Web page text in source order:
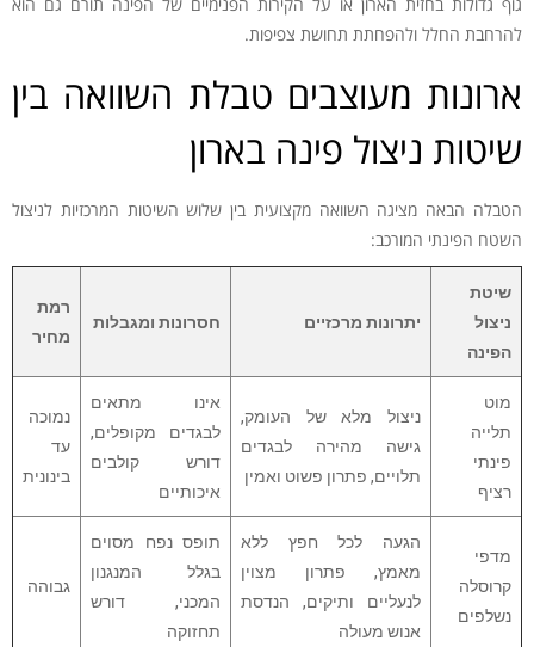
להרחבת החלל ולהפחתת תחושת צפיפות.
ארונות מעוצבים טבלת השוואה בין
שיטות ניצול פינה בארון
הטבלה הבאה מציגה השוואה מקצועית בין שלוש השיטות המרכזיות לניצול
השטח הפינתי המורכב:
שיטת
ניצול
הפינה
יתרונות מרכזיים חסרונות ומגבלות
רמת
מחיר
מוט
תלייה
פינתי
רציף
ניצול מלא של העומק,
גישה מהירה לבגדים
תלויים, פתרון פשוט ואמין
אינו מתאים
לבגדים מקופלים,
דורש קולבים
איכותיים
נמוכה
עד
בינונית
מדפי
קרוסלה
נשלפים
הגעה לכל חפץ ללא
מאמץ, פתרון מצוין
לנעליים ותיקים, הנדסת
אנוש מעולה
תופס נפח מסוים
בגלל המנגנון
המכני, דורש
תחזוקה
גבוהה